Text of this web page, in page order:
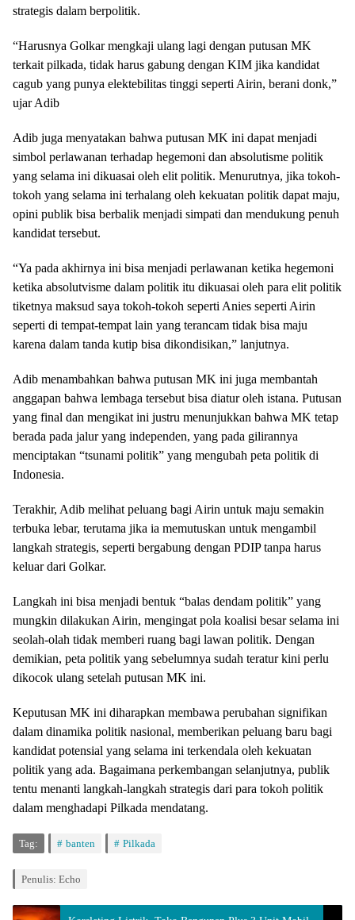
strategis dalam berpolitik.
“Harusnya Golkar mengkaji ulang lagi dengan putusan MK
terkait pilkada, tidak harus gabung dengan KIM jika kandidat
cagub yang punya elektebilitas tinggi seperti Airin, berani donk,”
ujar Adib
Adib juga menyatakan bahwa putusan MK ini dapat menjadi
simbol perlawanan terhadap hegemoni dan absolutisme politik
yang selama ini dikuasai oleh elit politik. Menurutnya, jika tokoh-
tokoh yang selama ini terhalang oleh kekuatan politik dapat maju,
opini publik bisa berbalik menjadi simpati dan mendukung penuh
kandidat tersebut.
“Ya pada akhirnya ini bisa menjadi perlawanan ketika hegemoni
ketika absolutvisme dalam politik itu dikuasai oleh para elit politik
tiketnya maksud saya tokoh-tokoh seperti Anies seperti Airin
seperti di tempat-tempat lain yang terancam tidak bisa maju
karena dalam tanda kutip bisa dikondisikan,” lanjutnya.
Adib menambahkan bahwa putusan MK ini juga membantah
anggapan bahwa lembaga tersebut bisa diatur oleh istana. Putusan
yang final dan mengikat ini justru menunjukkan bahwa MK tetap
berada pada jalur yang independen, yang pada gilirannya
menciptakan “tsunami politik” yang mengubah peta politik di
Indonesia.
Terakhir, Adib melihat peluang bagi Airin untuk maju semakin
terbuka lebar, terutama jika ia memutuskan untuk mengambil
langkah strategis, seperti bergabung dengan PDIP tanpa harus
keluar dari Golkar.
Langkah ini bisa menjadi bentuk “balas dendam politik” yang
mungkin dilakukan Airin, mengingat pola koalisi besar selama ini
seolah-olah tidak memberi ruang bagi lawan politik. Dengan
demikian, peta politik yang sebelumnya sudah teratur kini perlu
dikocok ulang setelah putusan MK ini.
Keputusan MK ini diharapkan membawa perubahan signifikan
dalam dinamika politik nasional, memberikan peluang baru bagi
kandidat potensial yang selama ini terkendala oleh kekuatan
politik yang ada. Bagaimana perkembangan selanjutnya, publik
tentu menanti langkah-langkah strategis dari para tokoh politik
dalam menghadapi Pilkada mendatang.
Tag: banten Pilkada
Penulis: Echo